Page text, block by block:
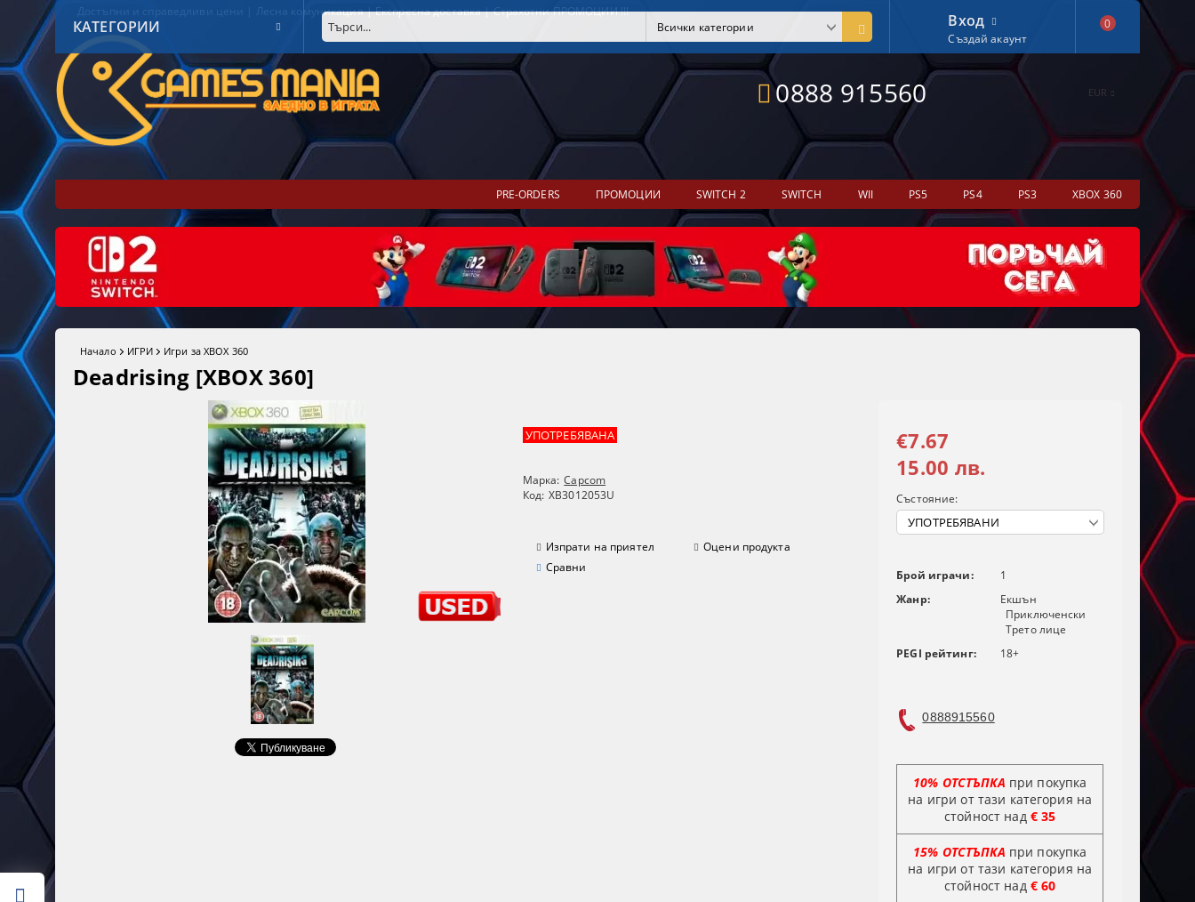
Достъпни и справедливи цени | Лесна комуникация | Експресна доставка | Страхотни ПРОМОЦИИ !!!
0888 915560 EUR
КАТЕГОРИИ Вход
Създай акаунт
0
PRE-ORDERS ПРОМОЦИИ SWITCH 2 SWITCH WII PS5 PS4 PS3 XBOX 360
Начало ИГРИ Игри за XBOX 360
Deadrising [XBOX 360]
УПОТРЕБЯВАНА
Марка: Capcom
Код: XB3012053U
Изпрати на приятел
Оцени продукта
Сравни
€7.67
15.00 лв.
Състояние:
Брой играчи:
1
Жанр:
Екшън
Приключенски
Трето лице
PEGI рейтинг:
18+
0888915560
10% ОТСТЪПКА при покупка
на игри от тази категория на
стойност над € 35
15% ОТСТЪПКА при покупка
на игри от тази категория на
стойност над € 60